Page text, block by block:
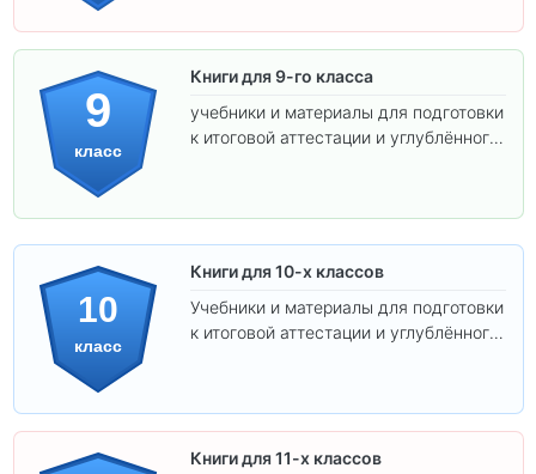
9
класс
Книги для 9-го класса
учебники и материалы для подготовки
к итоговой аттестации и углублённого
10
класс
Книги для 10-х классов
Учебники и материалы для подготовки
к итоговой аттестации и углублённого
Книги для 11-х классов